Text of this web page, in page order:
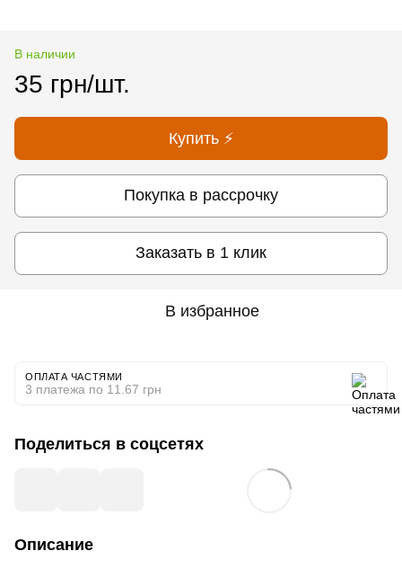
В наличии
35 грн/шт.
Купить ⚡
Покупка в рассрочку
Заказать в 1 клик
В избранное
ОПЛАТА ЧАСТЯМИ
3 платежа по 11.67 грн
Поделиться в соцсетях
Описание